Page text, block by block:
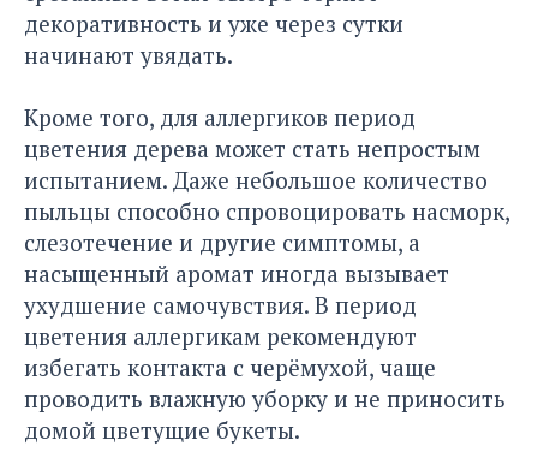
декоративность и уже через сутки
начинают увядать.
Кроме того, для аллергиков период
цветения дерева может стать непростым
испытанием. Даже небольшое количество
пыльцы способно спровоцировать насморк,
слезотечение и другие симптомы, а
насыщенный аромат иногда вызывает
ухудшение самочувствия. В период
цветения аллергикам рекомендуют
избегать контакта с черёмухой, чаще
проводить влажную уборку и не приносить
домой цветущие букеты.